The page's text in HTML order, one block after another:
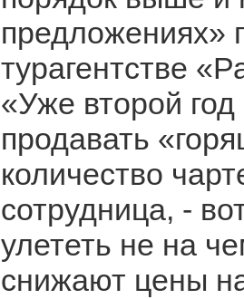
предложениях»
турагентстве
«Уже второй
продавать
количество
сотрудница, -
улететь не на
снижают цены